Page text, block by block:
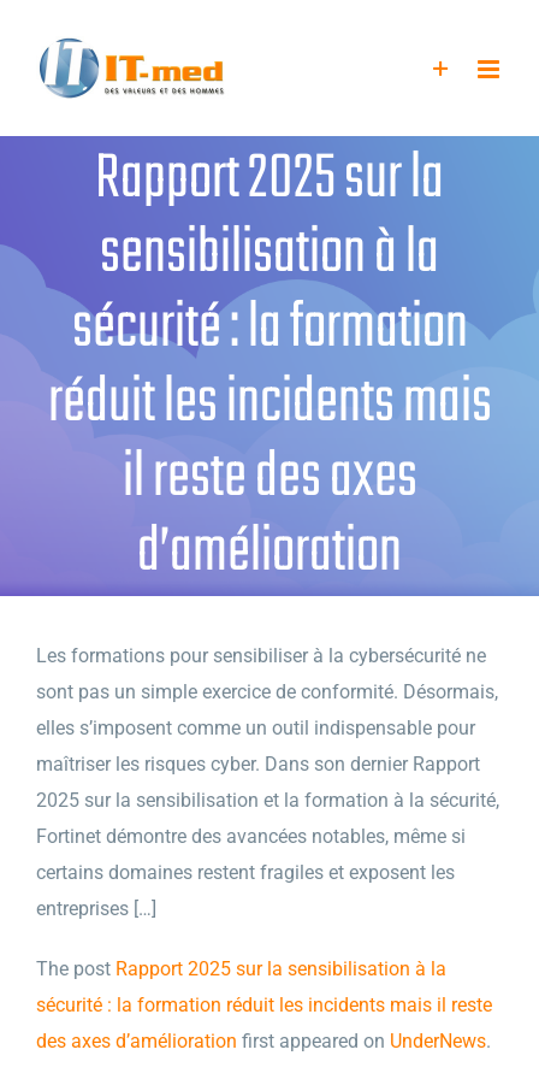
contenu
Rapport 2025 sur la
sensibilisation à la
sécurité : la formation
réduit les incidents mais
il reste des axes
d’amélioration
Les formations pour sensibiliser à la cybersécurité ne
sont pas un simple exercice de conformité. Désormais,
elles s’imposent comme un outil indispensable pour
maîtriser les risques cyber. Dans son dernier Rapport
2025 sur la sensibilisation et la formation à la sécurité,
Fortinet démontre des avancées notables, même si
certains domaines restent fragiles et exposent les
entreprises […]
The post Rapport 2025 sur la sensibilisation à la
sécurité : la formation réduit les incidents mais il reste
des axes d’amélioration first appeared on UnderNews.